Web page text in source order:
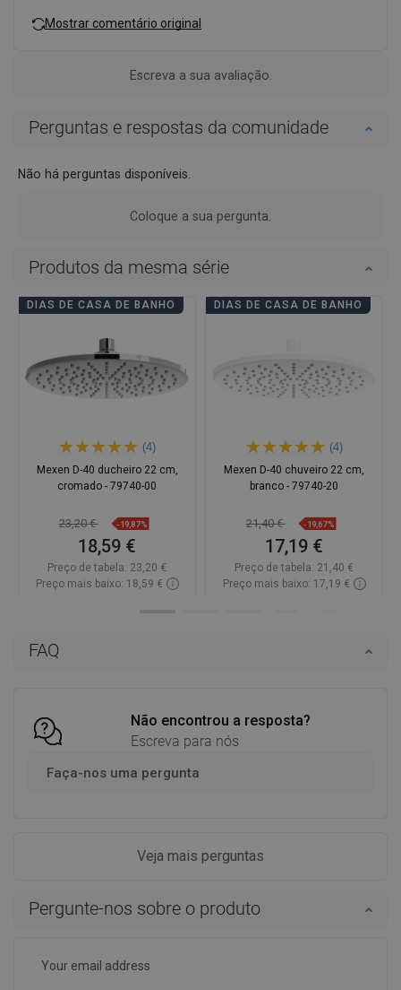
FAQ
Não encontrou a resposta?
Escreva para nós
Faça-nos uma pergunta
Veja mais perguntas
Mostrar comentário original
Escreva a sua avaliação.
Perguntas e respostas da comunidade
Não há perguntas disponíveis.
Coloque a sua pergunta.
Pergunte-nos sobre o produto
Produtos da mesma série
DIAS DE CASA DE BANHO
(4)
Mexen D-40 ducheiro 22 cm,
cromado - 79740-00
23,20 € -19,87%
18,59 €
Preço de tabela: 23,20 €
Preço mais baixo: 18,59 €
DIAS DE CASA DE BANHO
(4)
Mexen D-40 chuveiro 22 cm,
branco - 79740-20
21,40 € -19,67%
17,19 €
Preço de tabela: 21,40 €
Preço mais baixo: 17,19 €